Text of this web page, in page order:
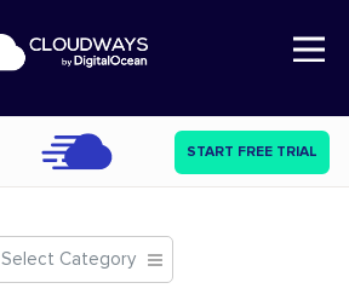
Open Nav
START FREE TRIAL
Select Category